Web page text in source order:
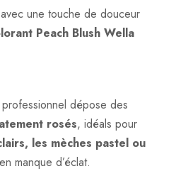
une touche de douceur
Peach Blush Wella
dépose des
rosés, idéals pour
les mèches pastel ou
en manque d’éclat.